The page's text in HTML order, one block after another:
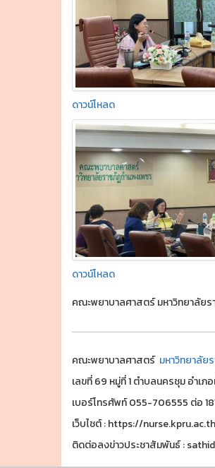
ดาวน์โหลด
ดาวน์โหลด
คณะพยาบาลศาสตร์ มหาวิทยาลัยร
คณะพยาบาลศาสตร์ มหาวิทยาลัย
เลขที่ 69 หมู่ที่ 1 ตำบลนครชุม อำเ
เบอร์โทรศัพท์ 055-706555 ต่อ
เว็บไชต์ : https://
ติดต่อลงข่าวประชาสัมพันธ์ :